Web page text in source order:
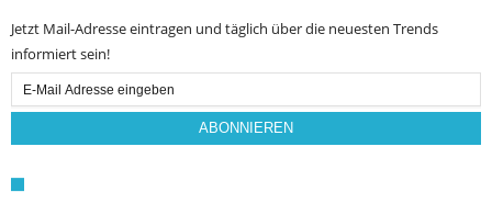
Jetzt Mail-Adresse eintragen und täglich über die neuesten Trends
informiert sein!
Email
Subscription
ABONNIEREN